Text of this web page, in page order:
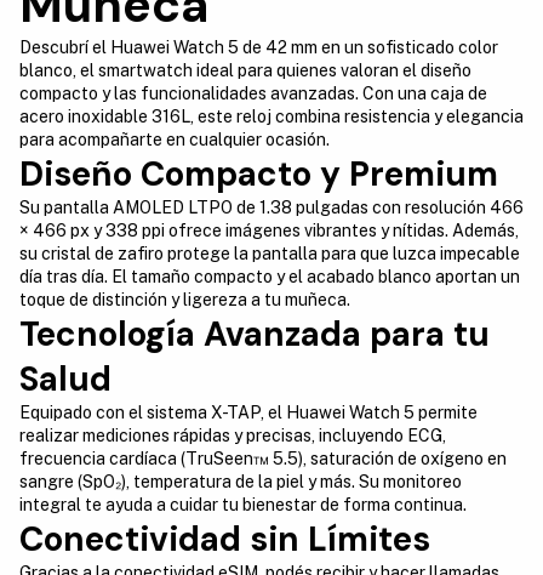
Descubrí el Huawei Watch 5 de 42 mm en un sofisticado color
blanco, el smartwatch ideal para quienes valoran el diseño
compacto y las funcionalidades avanzadas. Con una caja de
acero inoxidable 316L, este reloj combina resistencia y elegancia
para acompañarte en cualquier ocasión.
Diseño Compacto y Premium
Su pantalla AMOLED LTPO de 1.38 pulgadas con resolución 466
× 466 px y 338 ppi ofrece imágenes vibrantes y nítidas. Además,
su cristal de zafiro protege la pantalla para que luzca impecable
día tras día. El tamaño compacto y el acabado blanco aportan un
toque de distinción y ligereza a tu muñeca.
Tecnología Avanzada para tu
Salud
Equipado con el sistema X-TAP, el Huawei Watch 5 permite
realizar mediciones rápidas y precisas, incluyendo ECG,
frecuencia cardíaca (TruSeen™ 5.5), saturación de oxígeno en
sangre (SpO₂), temperatura de la piel y más. Su monitoreo
integral te ayuda a cuidar tu bienestar de forma continua.
Conectividad sin Límites